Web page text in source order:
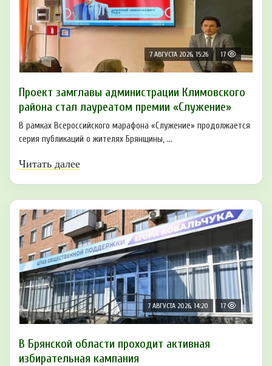
7 АВГУСТА 2026, 15:26 17
Проект замглавы администрации Климовского
района стал лауреатом премии «Служение»
В рамках Всероссийского марафона «Служение» продолжается
серия публикаций о жителях Брянщины, ...
Читать далее
7 АВГУСТА 2026, 14:20 17
В Брянской области проходит активная
избирательная кампания